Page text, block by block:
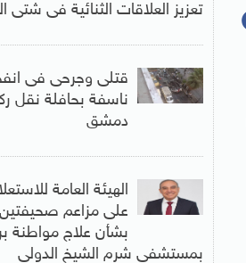
تعزيز العلاقات الثنائية فى شتى
قتلى وجرحى فى
ناسفة بحافلة نقل
دمشق
الهيئة العامة
على مزاعم صحيفتين
بشأن علاج مواطنة
بمستشفى شرم الشيخ الدولى